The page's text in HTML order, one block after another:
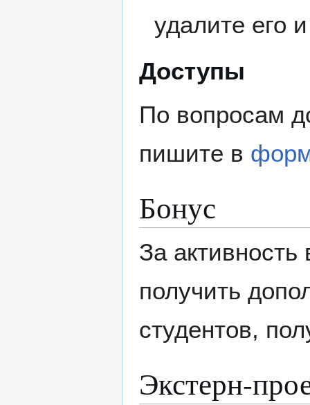
удалите его
Доступы
По вопросам
пишите в
Бонус
За
получить
студентов,
Экстерн-